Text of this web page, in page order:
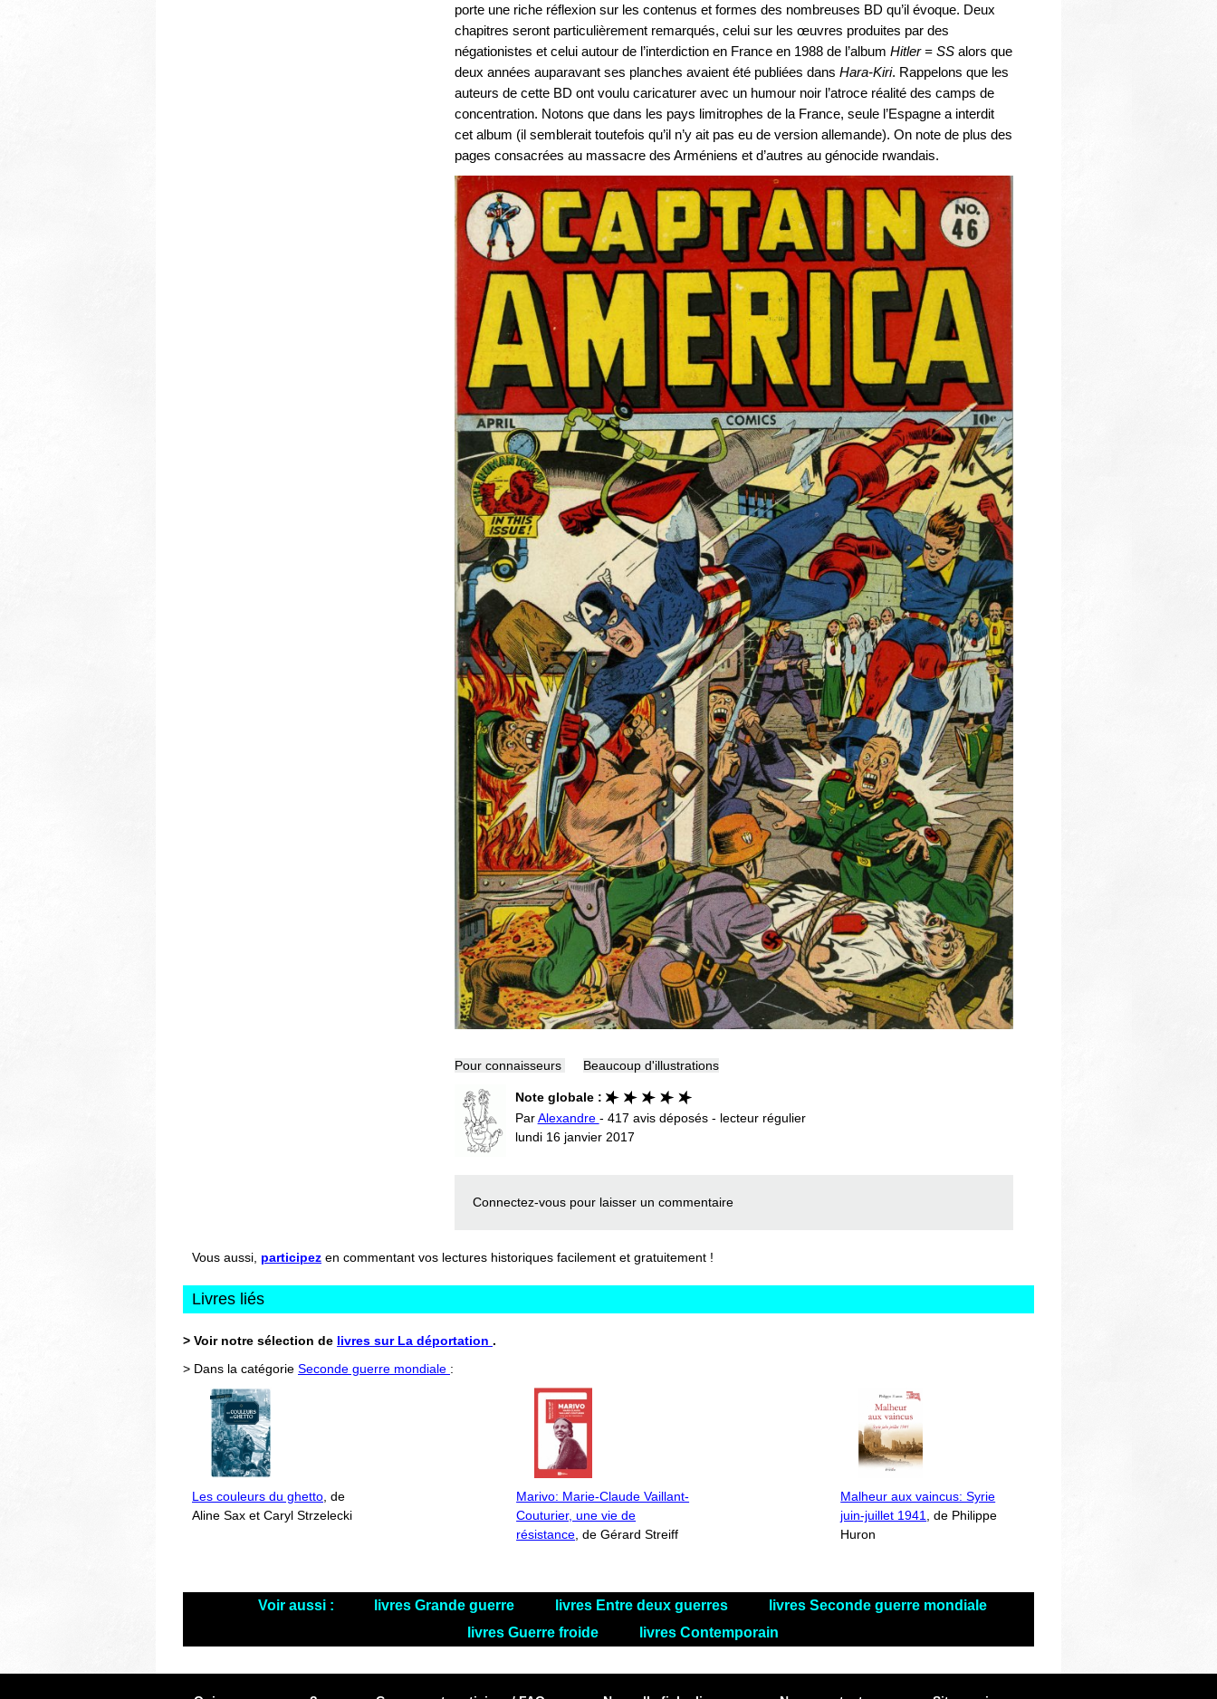
porte une riche réflexion sur les contenus et formes des nombreuses BD qu’il évoque. Deux
chapitres seront particulièrement remarqués, celui sur les œuvres produites par des
négationistes et celui autour de l’interdiction en France en 1988 de l’album Hitler = SS alors que
deux années auparavant ses planches avaient été publiées dans Hara-Kiri. Rappelons que les
auteurs de cette BD ont voulu caricaturer avec un humour noir l’atroce réalité des camps de
concentration. Notons que dans les pays limitrophes de la France, seule l’Espagne a interdit
cet album (il semblerait toutefois qu’il n’y ait pas eu de version allemande). On note de plus des
pages consacrées au massacre des Arméniens et d’autres au génocide rwandais.
Pour connaisseurs Beaucoup d'illustrations
Note globale :
ParAlexandre - 417 avis déposés - lecteur régulier
lundi 16 janvier 2017
Connectez-vous pour laisser un commentaire
Vous aussi, participez en commentant vos lectures historiques facilement et gratuitement !
Livres liés
> Voir notre sélection de livres sur La déportation .
> Dans la catégorie Seconde guerre mondiale :
Les couleurs du ghetto , de
Aline Sax et Caryl Strzelecki
Marivo: Marie-Claude Vaillant-
Couturier, une vie de
résistance , de Gérard Streiff
Malheur aux vaincus: Syrie
juin-juillet 1941
, de Philippe
Huron
Voir aussi : livres Grande guerre livres Entre deux guerres
livres Seconde guerre mondiale
livres Guerre froide
livres Contemporain